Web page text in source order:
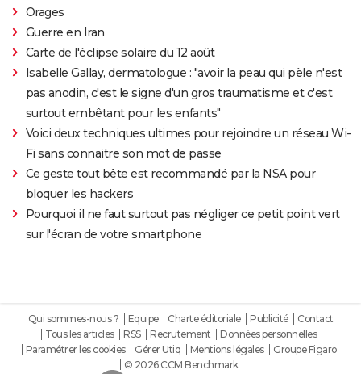
Orages
Guerre en Iran
Carte de l'éclipse solaire du 12 août
Isabelle Gallay, dermatologue : "avoir la peau qui pèle n'est
pas anodin, c'est le signe d'un gros traumatisme et c'est
surtout embêtant pour les enfants"
Voici deux techniques ultimes pour rejoindre un réseau Wi-
Fi sans connaitre son mot de passe
Ce geste tout bête est recommandé par la NSA pour
bloquer les hackers
Pourquoi il ne faut surtout pas négliger ce petit point vert
sur l'écran de votre smartphone
Qui sommes-nous ? Equipe Charte éditoriale Publicité
Contact
Tous les articles
RSS Recrutement
Données personnelles
Paramétrer les cookies
Gérer Utiq Mentions légales
Groupe Figaro
© 2026 CCM Benchmark